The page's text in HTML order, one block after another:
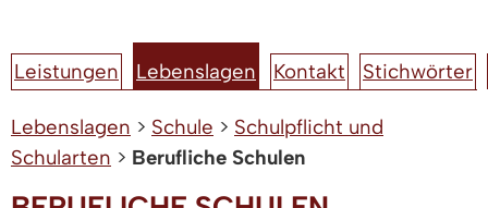
Leistungen Lebenslagen Kontakt Stichwörter
Lebenslagen > Schule > Schulpflicht und
Schularten > Berufliche Schulen